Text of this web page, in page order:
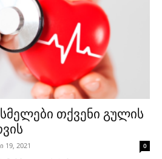
თქვენი გულის
19, 2021 0